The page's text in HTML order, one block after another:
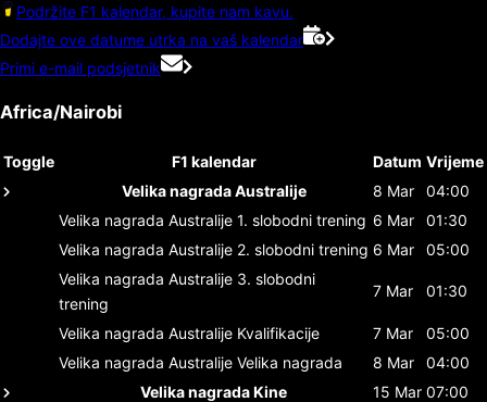
Podržite F1 kalendar, kupite nam kavu.
Dodajte ove datume utrka na vaš kalendar
Primi e-mail podsjetnik
Africa/Nairobi
Toggle F1 kalendar Datum Vrijeme
Velika nagrada Australije
8 Mar
04:00
Velika nagrada Australije 1. slobodni trening 6 Mar
01:30
Velika nagrada Australije 2. slobodni trening 6 Mar
05:00
Velika nagrada Australije 3. slobodni
trening
7 Mar 01:30
Velika nagrada Australije Kvalifikacije 7 Mar
05:00
Velika nagrada Australije Velika nagrada 8 Mar
04:00
Velika nagrada Kine
15 Mar 07:00